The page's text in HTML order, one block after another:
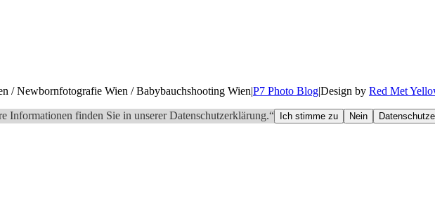
/ Newbornfotografie Wien / Babybauchshooting Wien|P7 Photo Blog|Design by Red Met
Informationen finden Sie in unserer Datenschutzerklärung.“ Ich stimme zu Nein